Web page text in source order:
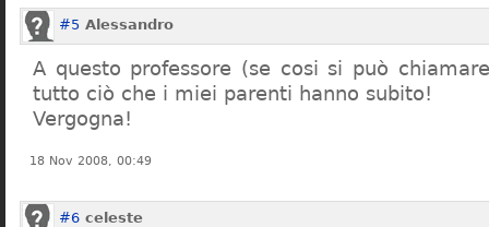
#5 Alessandro
A questo professore (se cosi si può
tutto ciò che i miei parenti hanno subito!
Vergogna!
18 Nov 2008, 00:49
#6 celeste